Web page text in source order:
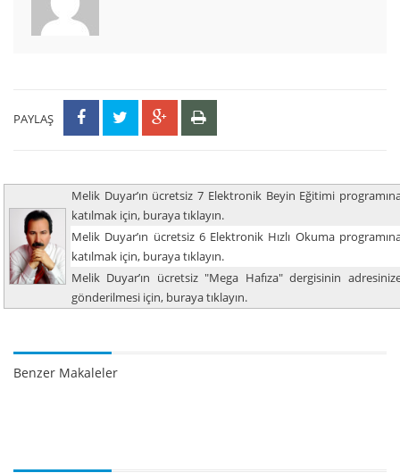
PAYLAŞ
Melik Duyar’ın ücretsiz 7 Elektronik Beyin Eğitimi
katılmak için, buraya tıklayın.
Melik Duyar’ın ücretsiz 6 Elektronik Hızlı Okuma
katılmak için, buraya tıklayın.
Melik Duyar’ın ücretsiz "Mega Hafıza" dergisinin
gönderilmesi için, buraya tıklayın.
Benzer Makaleler